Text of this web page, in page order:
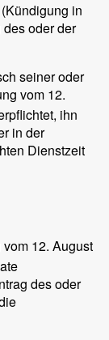
(Kündigung in
oder der
seiner oder
vom 12.
ihn
in der
Dienstzeit
12. August
des oder